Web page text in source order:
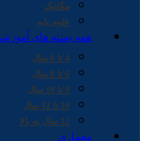
مکانیک
علوم پایه
همه بسته های
4 تا 6 سال
6 تا 8 سال
8 تا 10 سال
10 تا 12 سال
12 سال به بالا
معماری